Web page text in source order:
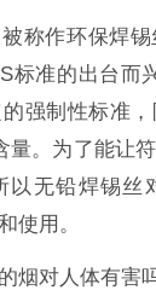
称作环保焊
标准的出台而
强制性标准
量。为了能让
以无铅焊锡丝
使用。
烟对人体有害